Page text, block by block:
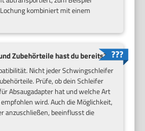
kombiniert mit einem
Zubehörteile hast du bereits?
Nicht jeder Schwingschleifer
Prüfe, ob dein Schleifer
Absaugadapter hat und welche Art
wird. Auch die Möglichkeit,
anzuschließen, beeinflusst die